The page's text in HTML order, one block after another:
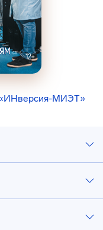
«ИНверсия-МИЭТ»